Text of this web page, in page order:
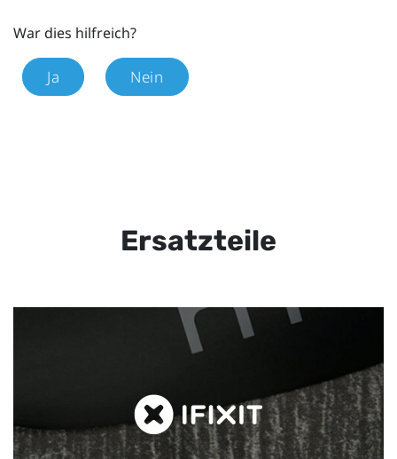
War dies hilfreich?
Ja Nein
Ersatzteile